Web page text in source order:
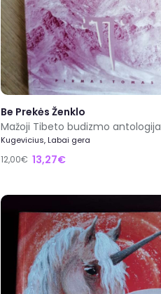
Be Prekės Ženklo
Mažoji Tibeto budizmo antologija
Kugevicius, Labai gera
12,00€ 13,27€